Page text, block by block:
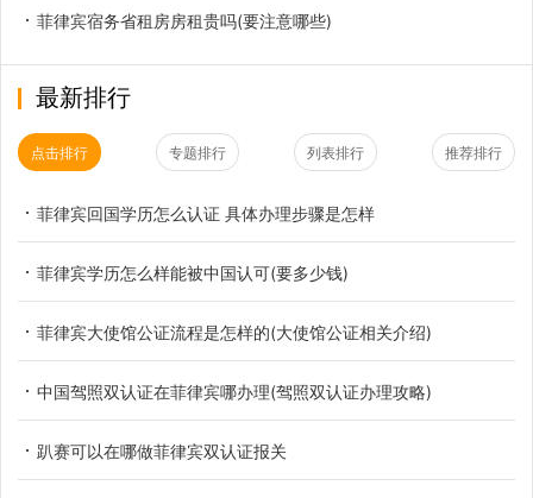
菲律宾宿务省租房房租贵吗(要注意哪些)
最新排行
点击排行 专题排行 列表排行 推荐排行
菲律宾回国学历怎么认证 具体办理步骤是怎样
菲律宾学历怎么样能被中国认可(要多少钱)
菲律宾大使馆公证流程是怎样的(大使馆公证相关介绍)
中国驾照双认证在菲律宾哪办理(驾照双认证办理攻略)
趴赛可以在哪做菲律宾双认证报关